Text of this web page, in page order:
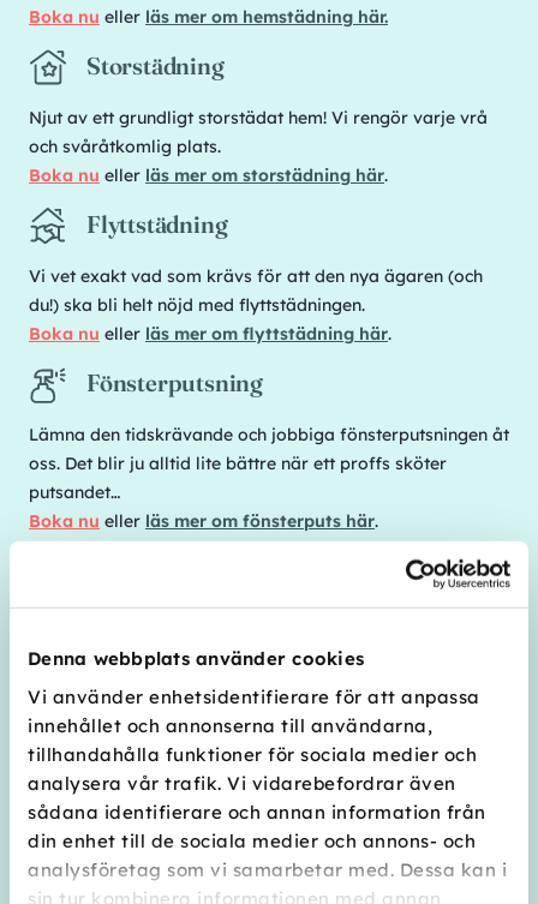
Denna webbplats använder cookies
Vi använder enhetsidentifierare för att anpassa
innehållet och annonserna till användarna,
tillhandahålla funktioner för sociala medier och
analysera vår trafik. Vi vidarebefordrar även
sådana identifierare och annan information från
din enhet till de sociala medier och annons- och
analysföretag som vi samarbetar med. Dessa kan i
sin tur kombinera informationen med annan
Boka nu eller läs mer om hemstädning här.
Storstädning
Njut av ett grundligt storstädat hem! Vi rengör varje vrå
och svåråtkomlig plats.
Boka nu eller läs mer om storstädning här.
Flyttstädning
Vi vet exakt vad som krävs för att den nya ägaren (och
du!) ska bli helt nöjd med flyttstädningen.
Boka nu eller läs mer om flyttstädning här.
Fönsterputsning
Lämna den tidskrävande och jobbiga fönsterputsningen åt
oss. Det blir ju alltid lite bättre när ett proffs sköter
putsandet…
Boka nu eller läs mer om fönsterputs här.
tar hand om städningen!
... och lite av varje
Tvätta och stryka, bona golv, passa ditt hem under
semestern, putsa silver — vi löser det mesta i samband
med din hemstädning. Har du inte abonnemang på
hemstäd så kan vi självklart hjälpa dig ändå!
Boka nuellerläs om våra övriga tjänster här.